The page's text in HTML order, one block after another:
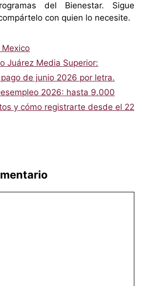
del Bienestar. Sigue
con quien lo necesite.
Juárez Media Superior:
de junio 2026 por letra.
2026: hasta 9.000
y cómo registrarte desde el 22